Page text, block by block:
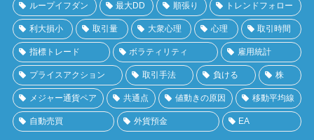
ループイフダン 最大DD 順張り トレンドフォロー
利大損小 取引量 大衆心理 心理 取引時間
指標トレード ボラティリティ 雇用統計
プライスアクション 取引手法 負ける 株
メジャー通貨ペア 共通点 値動きの原因 移動平均線
自動売買 外貨預金 EA